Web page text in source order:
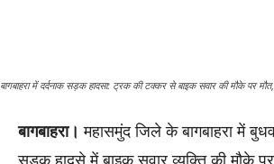
बागबाहरा में दर्दनाक सड़क हादसा: ट्रक की टक्कर से बाइक सवार की मौके पर मौत,
बागबाहरा। महासमुंद जिले के बागबाहरा में
सड़क हादसे में बाइक सवार व्यक्ति की मौके पर